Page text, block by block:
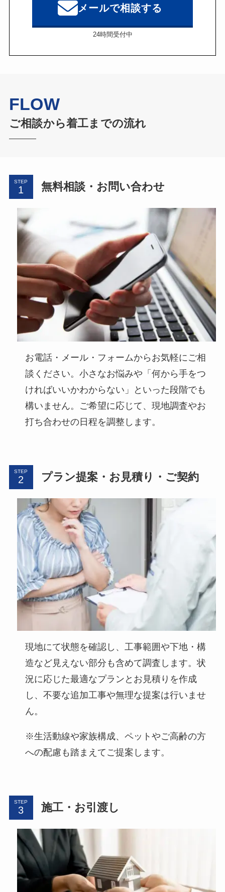
メールで相談する
24時間受付中
FLOW
ご相談から着工までの流れ
STEP 無料相談・お問い合わせ
お電話・メール・フォームからお気軽にご相
談ください。小さなお悩みや「何から手をつ
ければいいかわからない」といった段階でも
構いません。ご希望に応じて、現地調査やお
打ち合わせの日程を調整します。
STEP プラン提案・お見積り・ご契約
現地にて状態を確認し、工事範囲や下地・構
造など見えない部分も含めて調査します。状
況に応じた最適なプランとお見積りを作成
し、不要な追加工事や無理な提案は行いませ
ん。
※生活動線や家族構成、ペットやご高齢の方
への配慮も踏まえてご提案します。
STEP 施工・お引渡し